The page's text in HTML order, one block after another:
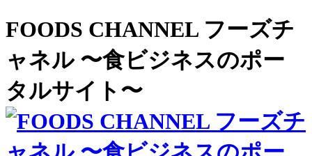
FOODS CHANNEL フーズチ
ャネル 〜食ビジネスのポー
タルサイト〜